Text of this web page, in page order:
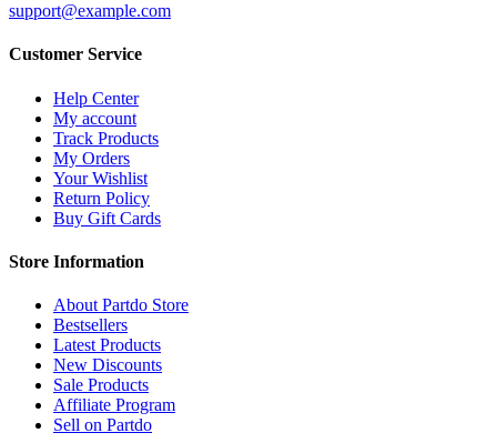
support@example.com
Customer Service
Help Center
My account
Track Products
My Orders
Your Wishlist
Return Policy
Buy Gift Cards
Store Information
About Partdo Store
Bestsellers
Latest Products
New Discounts
Sale Products
Affiliate Program
Sell on Partdo